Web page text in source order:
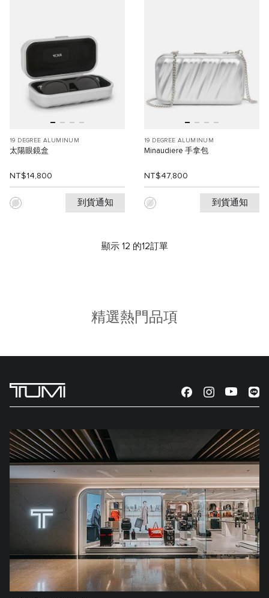
19 DEGREE ALUMINUM
太陽眼鏡盒
NT$14,800
到貨通知
19 DEGREE ALUMINUM
Minaudiere 手拿包
NT$47,800
到貨通知
顯示 12 的12訂單
精選熱門品項